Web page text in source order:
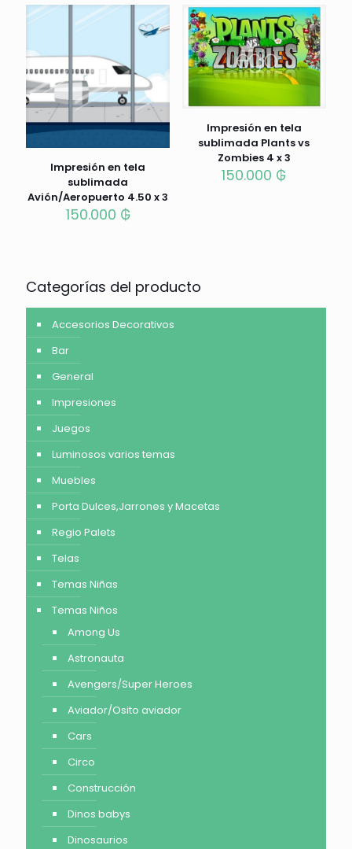
Impresión en tela
sublimada
Avión/Aeropuerto 4.50 x 3
150.000 ₲
Impresión en tela
sublimada Plants vs
Zombies 4 x 3
150.000 ₲
Categorías del producto
Accesorios Decorativos
Bar
General
Impresiones
Juegos
Luminosos varios temas
Muebles
Porta Dulces,Jarrones y Macetas
Regio Palets
Telas
Temas Niñas
Temas Niños
Among Us
Astronauta
Avengers/Super Heroes
Aviador/Osito aviador
Cars
Circo
Construcción
Dinos babys
Dinosaurios